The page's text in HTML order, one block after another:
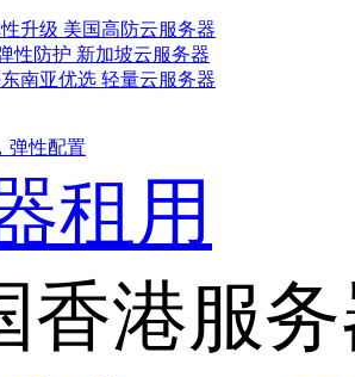
升级 美国高防云服务器
性防护 新加坡云服务器
南亚优选 轻量云服务器
弹性配置
租用
香港服